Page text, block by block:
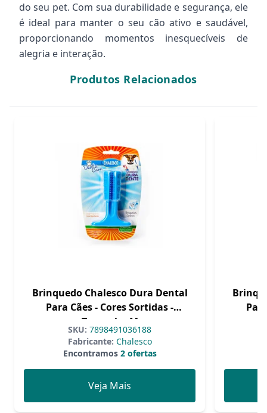
do seu pet. Com sua durabilidade e segurança, ele
é ideal para manter o seu cão ativo e saudável,
proporcionando momentos inesquecíveis de
alegria e interação.
Produtos Relacionados
Brinquedo Chalesco Dura Dental
Para Cães - Cores Sortidas -
Tamanho M
SKU: 7898491036188
Fabricante: Chalesco
Encontramos2 ofertas
Veja Mais